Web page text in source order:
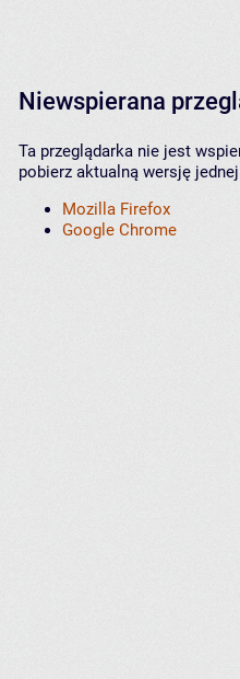
Niewspierana
Ta przeglądarka nie jest
pobierz aktualną wersję
Mozilla Firefox
Google Chrome